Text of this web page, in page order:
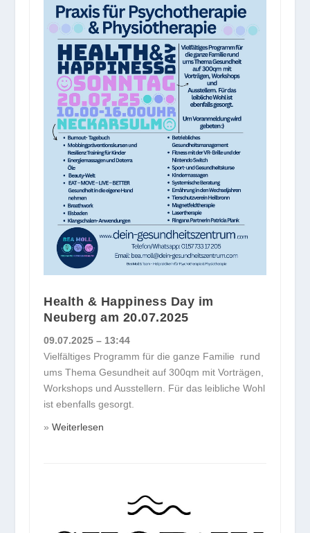
Health & Happiness Day im
Neuberg am 20.07.2025
09.07.2025 – 13:44
Vielfältiges Programm für die ganze Familie rund
ums Thema Gesundheit auf 300qm mit Vorträgen,
Workshops und Ausstellern. Für das leibliche Wohl
ist ebenfalls gesorgt.
Weiterlesen